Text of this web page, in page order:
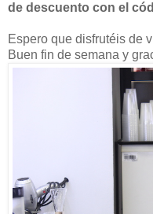
de descuento con el
Espero que disfrutéis de
Buen fin de semana y